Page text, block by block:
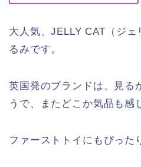
大人気、JELLY CAT（ジ
るみです。
英国発のブランドは、見る
うで、またどこか気品も感
ファーストトイにもぴった